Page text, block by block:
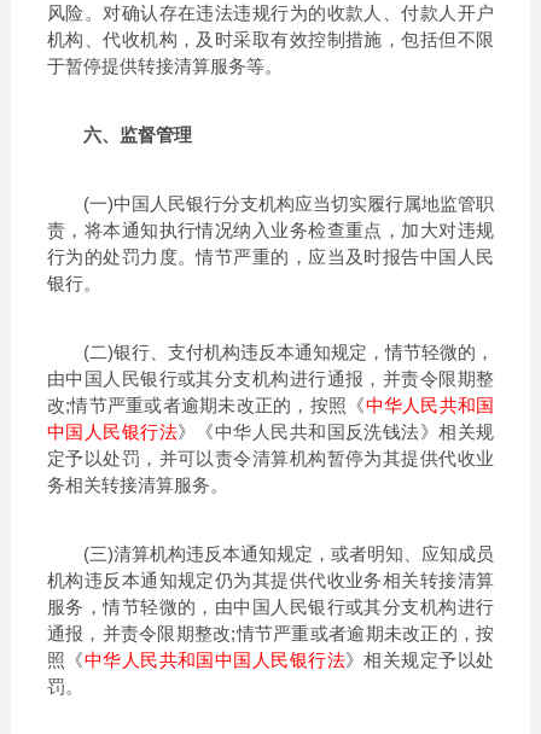
风险。对确认存在违法违规行为的收款人、付款人开户
机构、代收机构，及时采取有效控制措施，包括但不限
于暂停提供转接清算服务等。
六、监督管理
(一)中国人民银行分支机构应当切实履行属地监管职
责，将本通知执行情况纳入业务检查重点，加大对违规
行为的处罚力度。情节严重的，应当及时报告中国人民
银行。
(二)银行、支付机构违反本通知规定，情节轻微的，
由中国人民银行或其分支机构进行通报，并责令限期整
改;情节严重或者逾期未改正的，按照《中华人民共和国
中国人民银行法》《中华人民共和国反洗钱法》相关规
定予以处罚，并可以责令清算机构暂停为其提供代收业
务相关转接清算服务。
(三)清算机构违反本通知规定，或者明知、应知成员
机构违反本通知规定仍为其提供代收业务相关转接清算
服务，情节轻微的，由中国人民银行或其分支机构进行
通报，并责令限期整改;情节严重或者逾期未改正的，按
照《中华人民共和国中国人民银行法》相关规定予以处
罚。